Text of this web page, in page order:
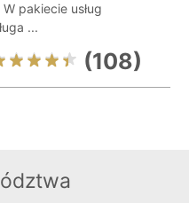
pakiecie usług
...
(108)